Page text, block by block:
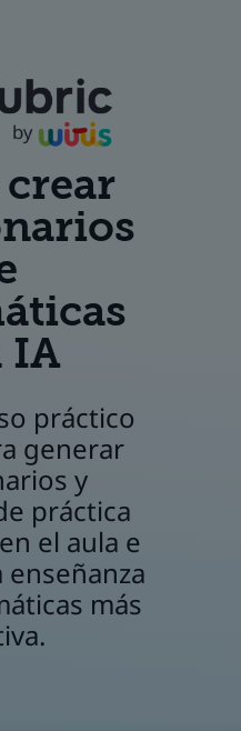
IA
práctico
generar
y
práctica
el aula e
más